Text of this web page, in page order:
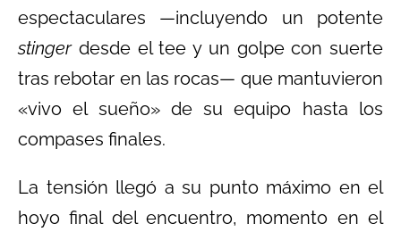
espectaculares —incluyendo un potente
stingerdesde el tee y un golpe con suerte
tras rebotar en las rocas— que mantuvieron
«vivo el sueño» de su equipo hasta los
compases finales.
La tensión llegó a su punto máximo en el
hoyo final del encuentro, momento en el